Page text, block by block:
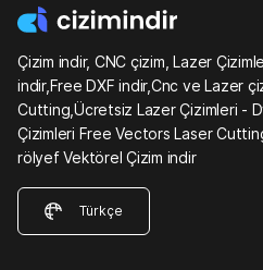
Çizim indir, CNC çizim, Lazer
indir,Free DXF indir,Cnc ve Lazer
Cutting,Ücretsiz Lazer Çizimleri -
Çizimleri Free Vectors Laser
rölyef Vektörel Çizim indir
Türkçe